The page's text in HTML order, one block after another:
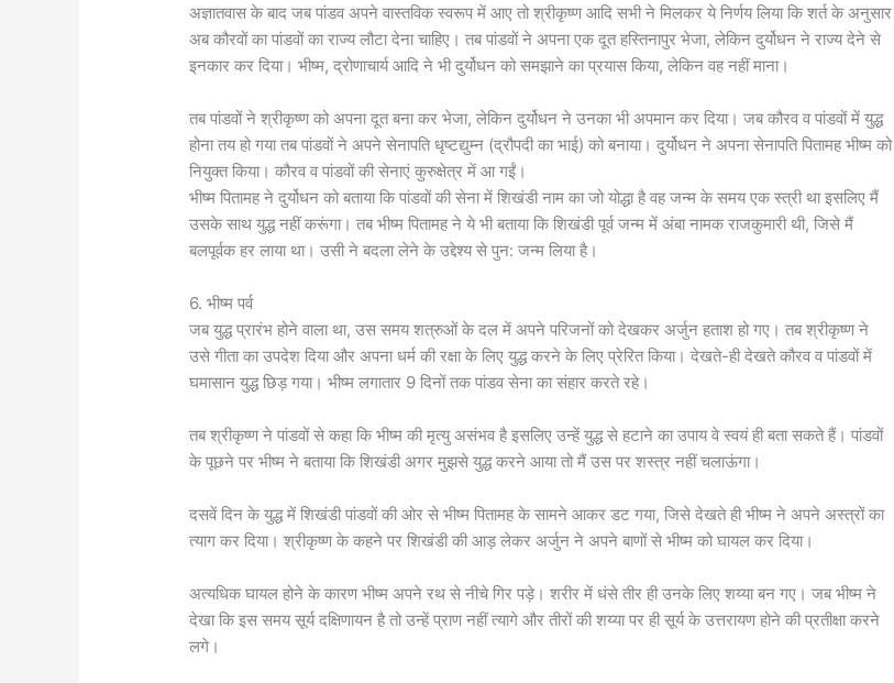
अज्ञातवास के बाद जब पांडव अपने वास्तविक स्वरूप में आए तो श्रीकृष्ण आदि सभी ने मिलकर ये निर्णय लिया कि शर्त के अनुसार
अब कौरवों का पांडवों का राज्य लौटा देना चाहिए। तब पांडवों ने अपना एक दूत हस्तिनापुर भेजा, लेकिन दुर्योधन ने राज्य देने से
इनकार कर दिया। भीष्म, द्रोणाचार्य आदि ने भी दुर्योधन को समझाने का प्रयास किया, लेकिन वह नहीं माना।
तब पांडवों ने श्रीकृष्ण को अपना दूत बना कर भेजा, लेकिन दुर्योधन ने उनका भी अपमान कर दिया। जब कौरव व पांडवों में युद्ध
होना तय हो गया तब पांडवों ने अपने सेनापति धृष्टद्युम्न (द्रौपदी का भाई) को बनाया। दुर्योधन ने अपना सेनापति पितामह भीष्म को
नियुक्त किया। कौरव व पांडवों की सेनाएं कुरुक्षेत्र में आ गईं।
भीष्म पितामह ने दुर्योधन को बताया कि पांडवों की सेना में शिखंडी नाम का जो योद्धा है वह जन्म के समय एक स्त्री था इसलिए मैं
उसके साथ युद्ध नहीं करूंगा। तब भीष्म पितामह ने ये भी बताया कि शिखंडी पूर्व जन्म में अंबा नामक राजकुमारी थी, जिसे मैं
बलपूर्वक हर लाया था। उसी ने बदला लेने के उद्देश्य से पुन: जन्म लिया है।
6. भीष्म पर्व
जब युद्ध प्रारंभ होने वाला था, उस समय शत्रुओं के दल में अपने परिजनों को देखकर अर्जुन हताश हो गए। तब श्रीकृष्ण ने
उसे गीता का उपदेश दिया और अपना धर्म की रक्षा के लिए युद्ध करने के लिए प्रेरित किया। देखते-ही देखते कौरव व पांडवों में
घमासान युद्ध छिड़ गया। भीष्म लगातार 9 दिनों तक पांडव सेना का संहार करते रहे।
तब श्रीकृष्ण ने पांडवों से कहा कि भीष्म की मृत्यु असंभव है इसलिए उन्हें युद्ध से हटाने का उपाय वे स्वयं ही बता सकते हैं। पांडवों
के पूछने पर भीष्म ने बताया कि शिखंडी अगर मुझसे युद्ध करने आया तो मैं उस पर शस्त्र नहीं चलाऊंगा।
दसवें दिन के युद्ध में शिखंडी पांडवों की ओर से भीष्म पितामह के सामने आकर डट गया, जिसे देखते ही भीष्म ने अपने अस्त्रों का
त्याग कर दिया। श्रीकृष्ण के कहने पर शिखंडी की आड़ लेकर अर्जुन ने अपने बाणों से भीष्म को घायल कर दिया।
अत्यधिक घायल होने के कारण भीष्म अपने रथ से नीचे गिर पड़े। शरीर में धंसे तीर ही उनके लिए शय्या बन गए। जब भीष्म ने
देखा कि इस समय सूर्य दक्षिणायन है तो उन्हें प्राण नहीं त्यागे और तीरों की शय्या पर ही सूर्य के उत्तरायण होने की प्रतीक्षा करने
लगे।